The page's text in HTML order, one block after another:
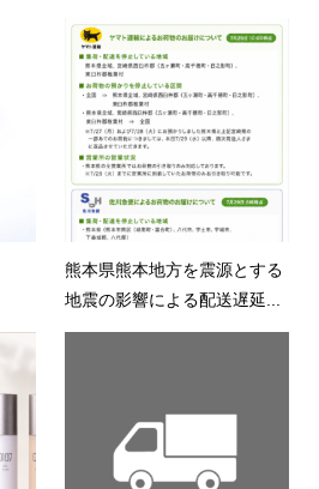
熊本県熊本地方を震源とする
地震の影響による配送遅延...